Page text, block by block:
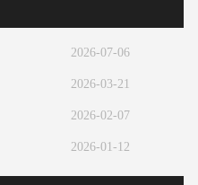
2026-07-06
2026-03-21
2026-02-07
2026-01-12